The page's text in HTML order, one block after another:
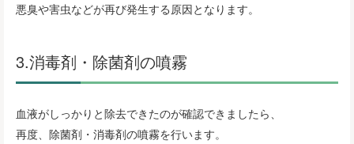
悪臭や害虫などが再び発生する原因となります。
3.消毒剤・除菌剤の噴霧
血液がしっかりと除去できたのが確認できましたら、
再度、除菌剤・消毒剤の噴霧を行います。